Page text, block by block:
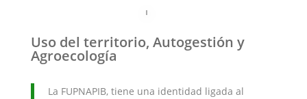
Uso del territorio, Autogestión y
Agroecología
La FUPNAPIB, tiene una identidad ligada al